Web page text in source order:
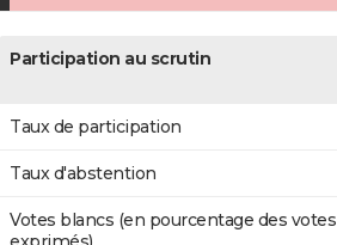
Participation au scrutin
Taux de participation
Taux d'abstention
Votes blancs (en pourcentage des votes